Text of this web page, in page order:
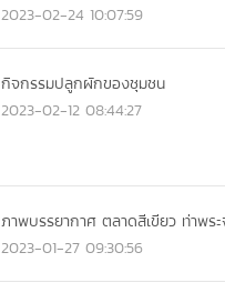
2023-02-24 10:07:59
กิจกรรมปลูกผักของชุมชน
2023-02-12 08:44:27
ภาพบรรยากาศ ตลาดสีเขียว ท่าพร
2023-01-27 09:30:56